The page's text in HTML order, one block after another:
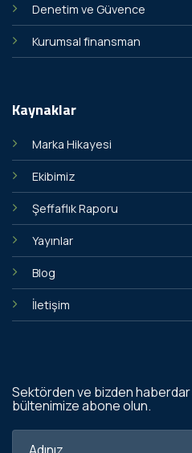
Denetim ve Güvence
Kurumsal finansman
Kaynaklar
Marka Hikayesi
Ekibimiz
Şeffaflık Raporu
Yayınlar
Blog
İletişim
Sektörden ve bizden
bültenimize abone olun.